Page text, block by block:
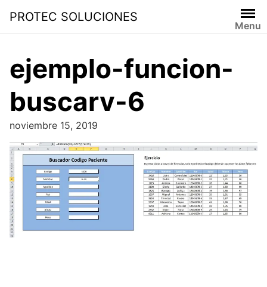
PROTEC SOLUCIONES
Menu
ejemplo-funcion-
buscarv-6
noviembre 15, 2019